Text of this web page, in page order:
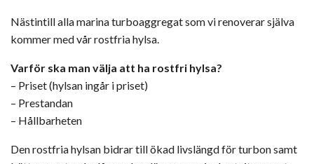
Nästintill alla marina turboaggregat som vi renoverar själva
kommer med vår rostfria hylsa.
Varför ska man välja att ha rostfri hylsa?
– Priset (hylsan ingår i priset)
– Prestandan
– Hållbarheten
Den rostfria hylsan bidrar till ökad livslängd för turbon samt